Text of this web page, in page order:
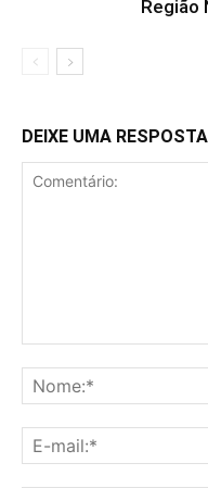
Região
DEIXE UMA RESPOSTA